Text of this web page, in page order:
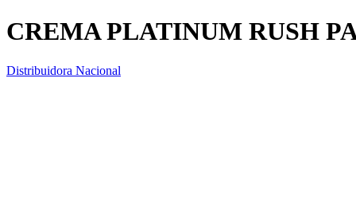
CREMA PLATINUM RUSH
Distribuidora Nacional